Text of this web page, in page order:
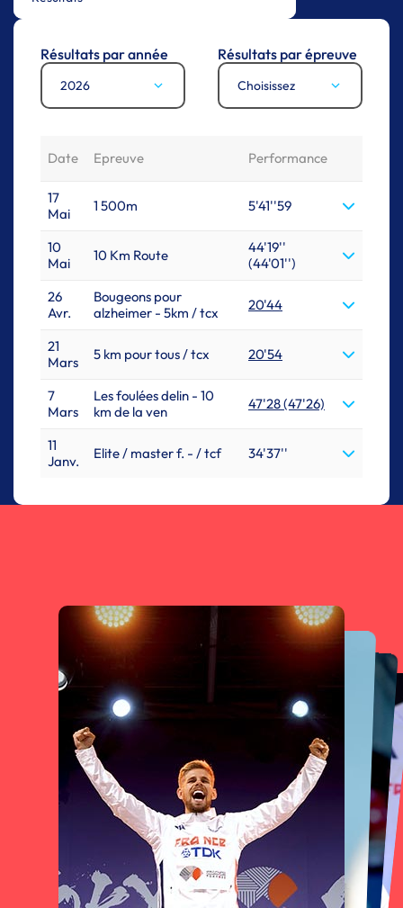
Résultats par année
2026
Résultats par épreuve
Choisissez
Date Epreuve Performance
17
Mai
1 500m 5'41''59
10
Mai
10 Km Route
44'19''
(44'01'')
26
Avr.
Bougeons pour
alzheimer - 5km / tcx
20'44
21
Mars
5 km pour tous / tcx 20'54
7
Mars
Les foulées delin - 10
km de la ven
47'28 (47'26)
11
Janv.
Elite / master f. - / tcf 34'37''